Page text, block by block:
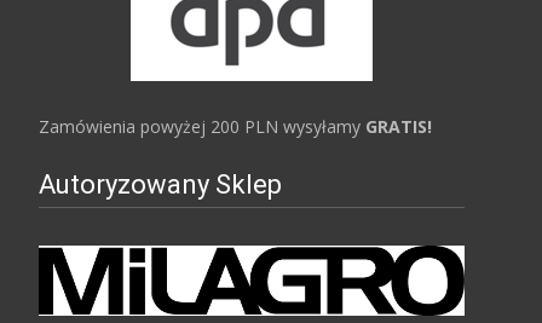
Zamówienia powyżej 200 PLN wysyłamy GRATIS!
Autoryzowany Sklep